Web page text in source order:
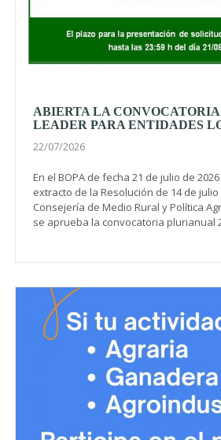
ABIERTA LA
LEADER PARA ENTIDADES
22/07/2026
En el BOPA de fecha 21 de julio de
extracto de la Resolución de 14 de julio
Consejería de Medio Rural y Política
se aprueba la convocatoria plurianual